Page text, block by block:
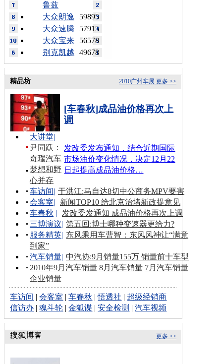
鲁兹
59895
大众朗逸
57915
大众速腾
56578
大众宝来
49678
别克凯越
更多 >>
2010广州车展
精品坊
[车春秋]成品油价格再次上
调
发改委发布通知，结合近期国际
市场油价变化情况，决定12月22
日起提高成品油价格…
大讲堂|
尹同跃：
奇瑞汽车
梦想和野
心并存
车访间| 于洪江:马自达8切中公商务MPV要害
会客室|
新闻TOP10 给北京治堵新政提意见
车春秋 |
发改委发通知 成品油价格再次上调
三博演议| 第五回:博士哪种变速器更给力?
服务精英| 东风乘用车曹智：东风风神让“满意
到家”
汽车销量| 中汽协:9月销量155万 销量前十车型
2010年9月汽车销量 8月汽车销量 7月汽车销量
企业销量
车访间 |会客室 |车春秋 |悟透社 | 超级经销商
信访办 |魂斗轮 |金狐谍 |安全检测 |汽车视频
更多 >>